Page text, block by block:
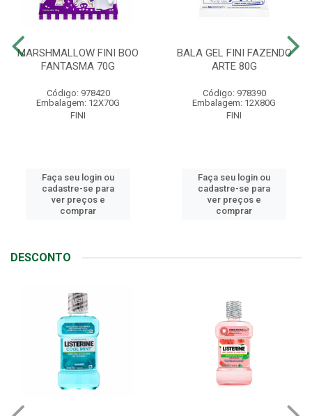
MARSHMALLOW FINI BOO
FANTASMA 70G
Código: 978420
Embalagem: 12X70G
FINI
Faça seu login ou
cadastre-se para
ver preços e
comprar
BALA GEL FINI FAZENDO
ARTE 80G
Código: 978390
Embalagem: 12X80G
FINI
Faça seu login ou
cadastre-se para
ver preços e
comprar
DESCONTO